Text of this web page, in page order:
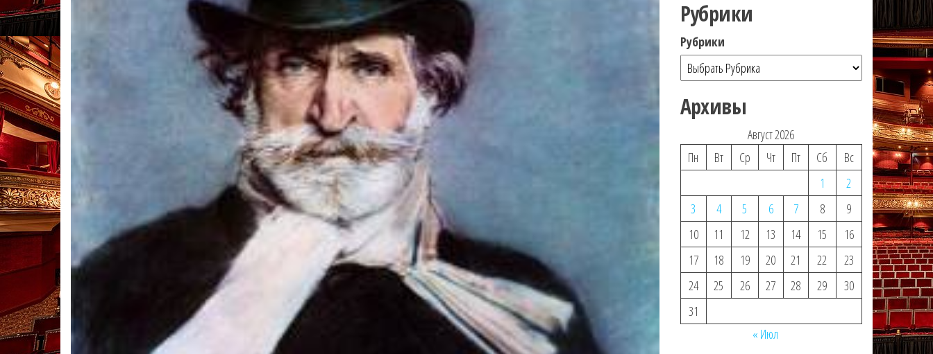
Рубрики
Рубрики
Архивы
Август 2026
Пн
Вт Ср Чт Пт Сб
Вс
1
2
3
4 5 6 7 8
9
10
11 12 13 14 15
16
17
18 19 20 21 22
23
24
25 26 27 28 29
30
31
« Июл